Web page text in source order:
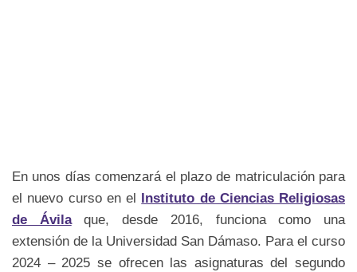
En unos días comenzará el plazo de matriculación para
el nuevo curso en el Instituto de Ciencias Religiosas
de Ávilaque, desde 2016, funciona como una
extensión de la Universidad San Dámaso. Para el curso
2024 – 2025 se ofrecen las asignaturas del segundo